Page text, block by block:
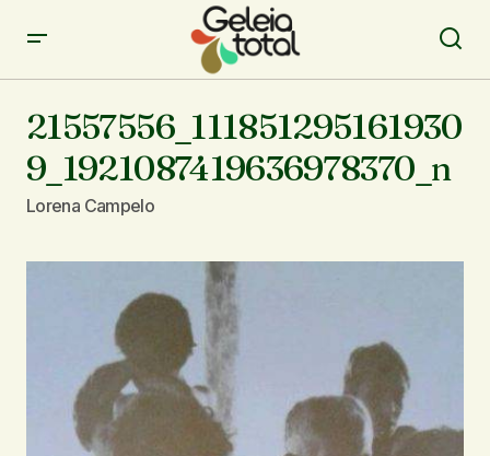
21557556_111851295161930
9_1921087419636978370_n
Lorena Campelo